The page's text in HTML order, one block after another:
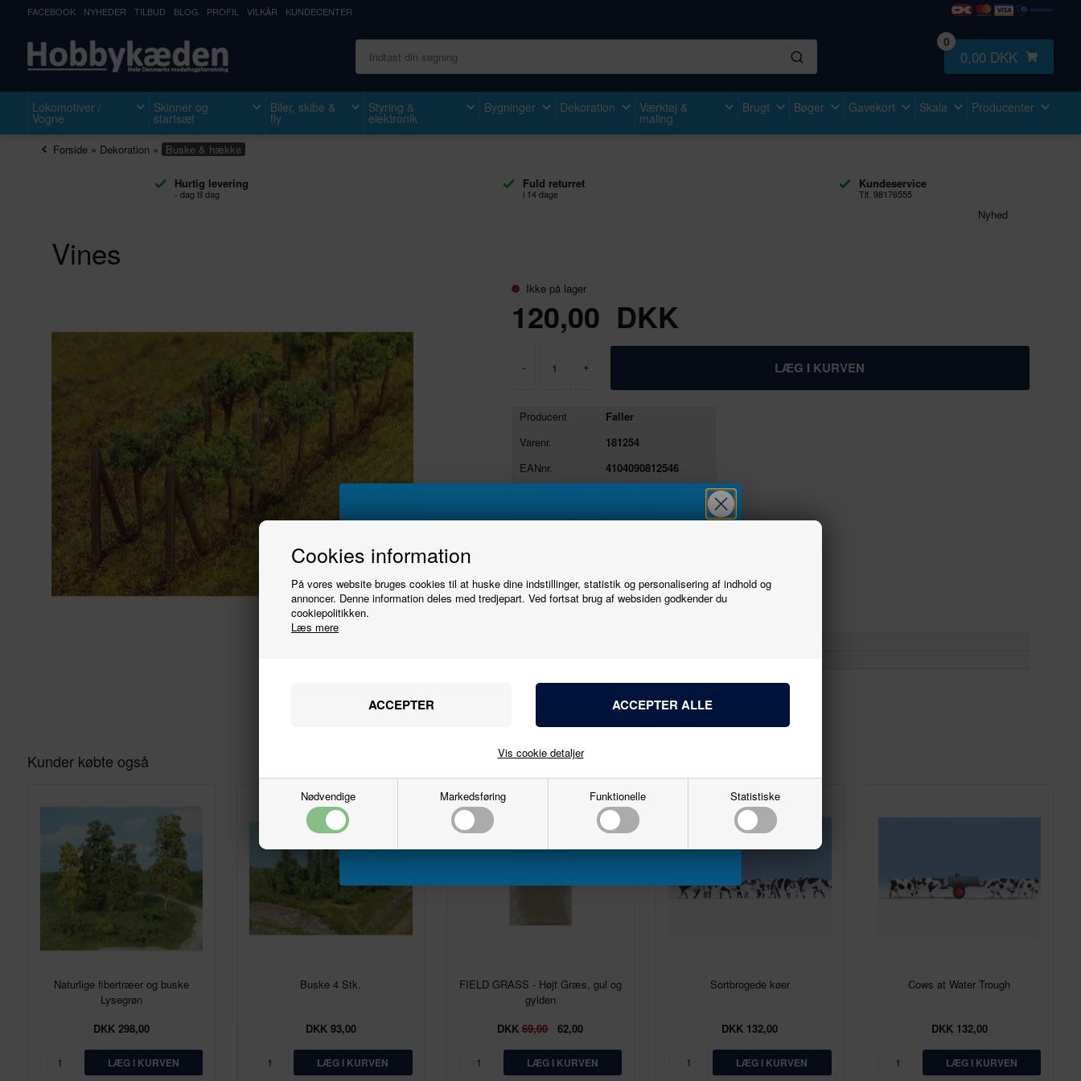
Cookies information
På vores website bruges cookies til at huske dine indstillinger, statistik og personalisering af indhold og
annoncer. Denne information deles med tredjepart. Ved fortsat brug af websiden godkender du
cookiepolitikken.
Læs mere
Nødvendige Markedsføring Funktionelle Statistiske
Vis cookie detaljer
FACEBOOK NYHEDER TILBUD BLOG PROFIL VILKÅR KUNDECENTER
0
0,00 DKK
Lokomotiver /
Vogne
Skinner og
startsæt
Biler, skibe &
fly
Styring &
elektronik
Bygninger Dekoration Værktøj &
maling
Brugt Bøger Gavekort Skala Producenter
Forside» Dekoration » Buske & hække
Hurtig levering
- dag til dag
Fuld returret
i 14 dage
Kundeservice
Tlf. 98176555
Nyhed
Vines
Ikke på lager
120,00 DKK
- +
Producent
Faller
Varenr.
181254
EANnr.
4104090812546
Ny i butikken
20/11/2024
Kunder købte også
Naturlige fibertræer og buske
Lysegrøn
DKK 298,00
Buske 4 Stk.
DKK 93,00
10%
FIELD GRASS - Højt Græs, gul og
gylden
DKK69,00 62,00
Sortbrogede køer
DKK 132,00
Cows at Water Trough
DKK 132,00
nyhedsbrevet